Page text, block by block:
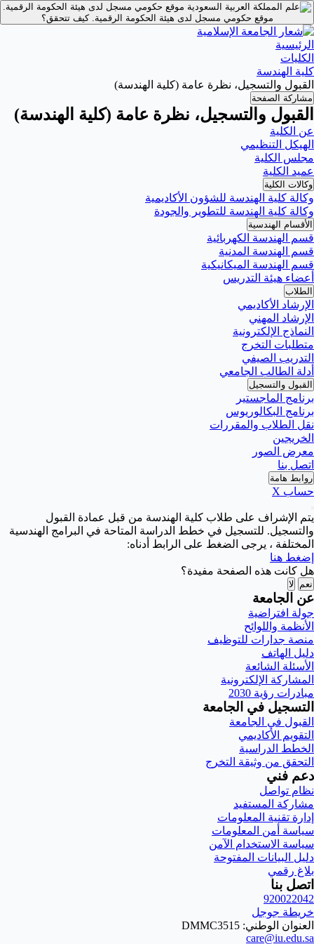
موقع حكومي مسجل لدى هيئة الحكومة الرقمية.
موقع حكومي مسجل لدى هيئة الحكومة الرقمية.كيف تتحقق؟
الرئيسية
الكليات
كلية الهندسة
القبول والتسجيل، نظرة عامة (كلية الهندسة)
مشاركة الصفحة
القبول والتسجيل، نظرة عامة (كلية الهندسة)
عن الكلية
الهيكل التنظيمي
مجلس الكلية
عميد الكلية
وكالات الكلية
وكالة كلية الهندسة للشؤون الأكاديمية
وكالة كلية الهندسة للتطوير والجودة
الأقسام الهندسية
قسم الهندسة الكهربائية
قسم الهندسة المدنية
قسم الهندسة الميكانيكية
أعضاء هيئة التدريس
الطلاب
الإرشاد الأكاديمي
الإرشاد المهني
النماذج الإلكترونية
متطلبات التخرج
التدريب الصيفي
أدلة الطالب الجامعي
القبول والتسجيل
برنامج الماجستير
برنامج البكالوريوس
نقل الطلاب والمقررات
الخريجين
معرض الصور
اتصل بنا
روابط هامة
حساب X
يتم الإشراف على طلاب كلية الهندسة من قبل عمادة القبول
والتسجيل. للتسجيل في خطط الدراسة المتاحة في البرامج الهندسية
المختلفة ، يرجى الضغط على الرابط أدناه:
إضغط هنا
هل كانت هذه الصفحة مفيدة؟
نعم لا
عن الجامعة
جولة افتراضية
الأنظمة واللوائح
منصة جدارات للتوظيف
دليل الهاتف
الأسئلة الشائعة
المشاركة الإلكترونية
مبادرات رؤية 2030
التسجيل في الجامعة
القبول في الجامعة
التقويم الأكاديمي
الخطط الدراسية
التحقق من وثيقة التخرج
دعم فني
نظام تواصل
مشاركة المستفيد
إدارة تقنية المعلومات
سياسة أمن المعلومات
سياسة الاستخدام الآمن
دليل البيانات المفتوحة
بلاغ رقمي
اتصل بنا
920022042
خريطة جوجل
العنوان الوطني: DMMC3515
care@iu.edu.sa